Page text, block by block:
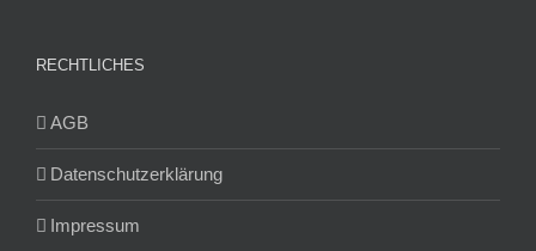
RECHTLICHES
AGB
Datenschutzerklärung
Impressum